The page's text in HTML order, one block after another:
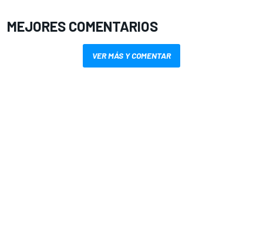
MEJORES COMENTARIOS
VER MÁS Y COMENTAR